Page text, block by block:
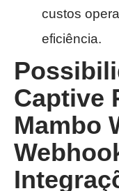
custos
eficiência.
Captive
Mambo